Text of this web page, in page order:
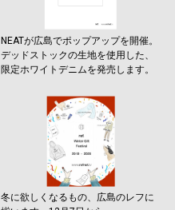
NEATが広島でポップアップを開催。
デッドストックの生地を使用した、
限定ホワイトデニムを発売します。
冬に欲しくなるもの、広島のレフに